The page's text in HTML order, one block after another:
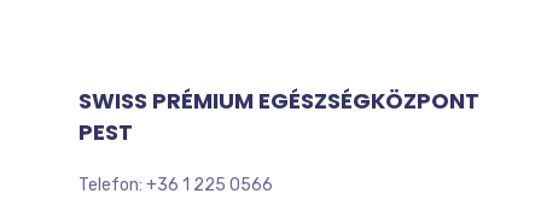
SWISS PRÉMIUM EGÉSZSÉGKÖZPONT
PEST
Telefon: +36 1 225 0566